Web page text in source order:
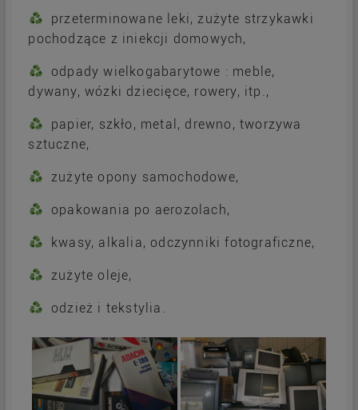
przeterminowane leki, zużyte strzykawki
pochodzące z iniekcji domowych,
odpady wielkogabarytowe : meble,
dywany, wózki dziecięce, rowery, itp.,
papier, szkło, metal, drewno, tworzywa
sztuczne,
zużyte opony samochodowe,
opakowania po aerozolach,
kwasy, alkalia, odczynniki fotograficzne,
zużyte oleje,
odzież i tekstylia.